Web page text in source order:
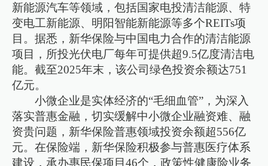
新能源汽车等领域，包括国家电投清洁能源、特
变电工新能源、明阳智能新能源等多个REITs项
目。据悉，新华保险与中国电力合作的清洁能源
项目，所投光伏电厂每年可提供超9.5亿度清洁电
能。截至2025年末，该公司绿色投资余额达751
亿元。
小微企业是实体经济的“毛细血管”，为深入
落实普惠金融，切实缓解中小微企业融资难、融
资贵问题，新华保险普惠领域投资余额超556亿
元。在保险端，新华保险积极参与普惠医疗体系
建设，承办惠民保项目46个，政策性健康险业务